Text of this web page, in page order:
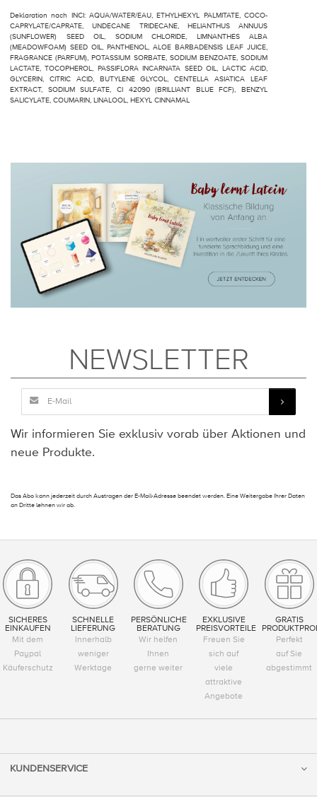
Deklaration nach INCI: AQUA/WATER/EAU, ETHYLHEXYL PALMITATE, COCO-
CAPRYLATE/CAPRATE, UNDECANE TRIDECANE, HELIANTHUS ANNUUS
(SUNFLOWER) SEED OIL, SODIUM CHLORIDE, LIMNANTHES ALBA
(MEADOWFOAM) SEED OIL, PANTHENOL, ALOE BARBADENSIS LEAF JUICE,
FRAGRANCE (PARFUM), POTASSIUM SORBATE, SODIUM BENZOATE, SODIUM
LACTATE, TOCOPHEROL, PASSIFLORA INCARNATA SEED OIL, LACTIC ACID,
GLYCERIN, CITRIC ACID, BUTYLENE GLYCOL, CENTELLA ASIATICA LEAF
EXTRACT, SODIUM SULFATE, CI 42090 (BRILLIANT BLUE FCF), BENZYL
SALICYLATE, COUMARIN, LINALOOL, HEXYL CINNAMAL
NEWSLETTER
Wir informieren Sie exklusiv vorab über Aktionen und
neue Produkte.
Das Abo kann jederzeit durch Austragen der E-Mail-Adresse beendet werden. Eine Weitergabe Ihrer Daten
an Dritte lehnen wir ab.
SICHERES
EINKAUFEN
Mit dem
Paypal
Käuferschutz
SCHNELLE
LIEFERUNG
Innerhalb
weniger
Werktage
PERSÖNLICHE
BERATUNG
Wir helfen
Ihnen
gerne weiter
EXKLUSIVE
PREISVORTEILE
Freuen Sie
sich auf
viele
attraktive
Angebote
GRATIS
Perfekt
auf Sie
abgestimmt
KUNDENSERVICE